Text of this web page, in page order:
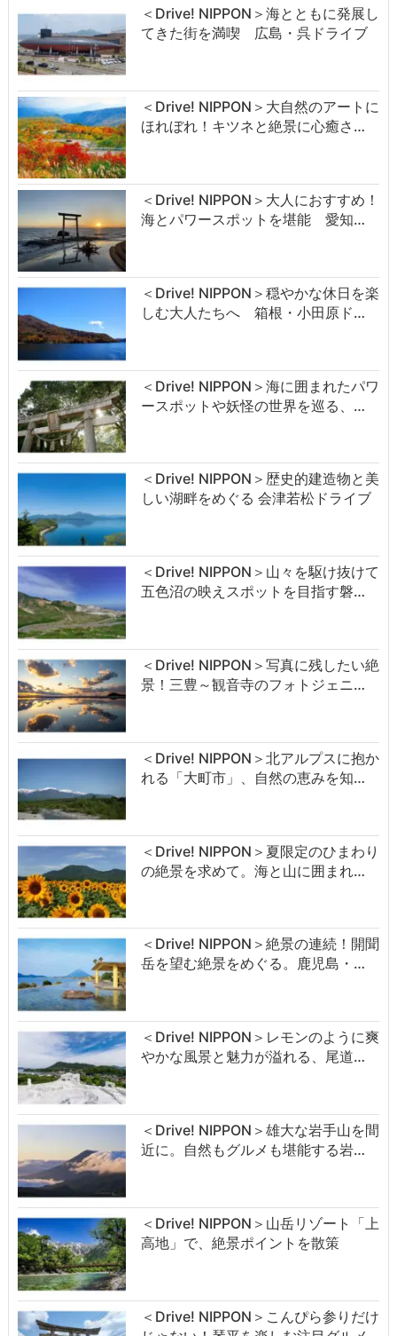
＜Drive! NIPPON＞海とともに発展し
てきた街を満喫 広島・呉ドライブ
＜Drive! NIPPON＞大自然のアートに
ほれぼれ！キツネと絶景に心癒さ…
＜Drive! NIPPON＞大人におすすめ！
海とパワースポットを堪能 愛知…
＜Drive! NIPPON＞穏やかな休日を楽
しむ大人たちへ 箱根・小田原ド…
＜Drive! NIPPON＞海に囲まれたパワ
ースポットや妖怪の世界を巡る、…
＜Drive! NIPPON＞歴史的建造物と美
しい湖畔をめぐる 会津若松ドライブ
＜Drive! NIPPON＞山々を駆け抜けて
五色沼の映えスポットを目指す磐…
＜Drive! NIPPON＞写真に残したい絶
景！三豊～観音寺のフォトジェニ…
＜Drive! NIPPON＞北アルプスに抱か
れる「大町市」、自然の恵みを知…
＜Drive! NIPPON＞夏限定のひまわり
の絶景を求めて。海と山に囲まれ…
＜Drive! NIPPON＞絶景の連続！開聞
岳を望む絶景をめぐる。鹿児島・…
＜Drive! NIPPON＞レモンのように爽
やかな風景と魅力が溢れる、尾道…
＜Drive! NIPPON＞雄大な岩手山を間
近に。自然もグルメも堪能する岩…
＜Drive! NIPPON＞山岳リゾート「上
高地」で、絶景ポイントを散策
＜Drive! NIPPON＞こんぴら参りだけ